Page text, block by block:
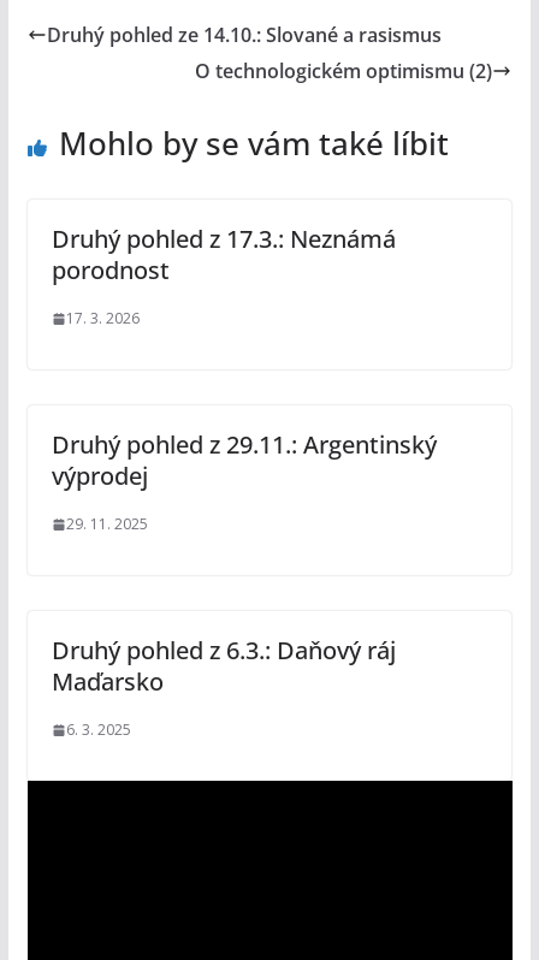
Druhý pohled ze 14.10.: Slované a rasismus
O technologickém optimismu (2)
Mohlo by se vám také líbit
Druhý pohled z 17.3.: Neznámá
porodnost
17. 3. 2026
Druhý pohled z 29.11.: Argentinský
výprodej
29. 11. 2025
Druhý pohled z 6.3.: Daňový ráj
Maďarsko
6. 3. 2025